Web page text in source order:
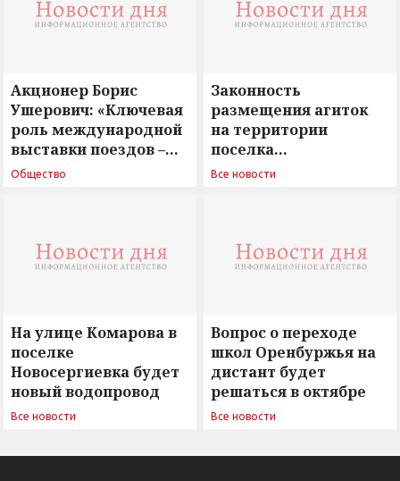
Акционер Борис
Ушерович: «Ключевая
роль международной
выставки поездов –
поиск ответов на
Общество
Законность
размещения агиток
на территории
поселка
Новосергиевка
Все новости
На улице Комарова в
поселке
Новосергиевка будет
новый водопровод
Все новости
Вопрос о переходе
школ Оренбуржья на
дистант будет
решаться в октябре
Все новости